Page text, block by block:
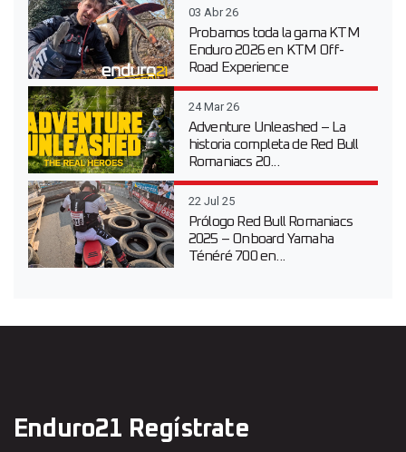
03 Abr 26
Probamos toda la gama KTM
Enduro 2026 en KTM Off-
Road Experience
24 Mar 26
Adventure Unleashed – La
historia completa de Red Bull
Romaniacs 20...
22 Jul 25
Prólogo Red Bull Romaniacs
2025 – Onboard Yamaha
Ténéré 700 en...
Enduro21 Regístrate